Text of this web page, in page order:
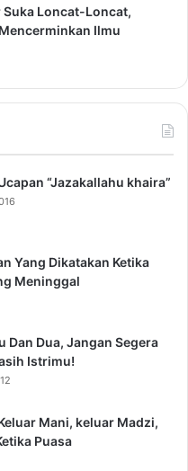
Suka Loncat-Loncat,
Ilmu
“Jazakallahu khaira”
Yang Dikatakan Ketika
Meninggal
Dan Dua, Jangan Segera
Istrimu!
Mani, keluar Madzi,
Puasa